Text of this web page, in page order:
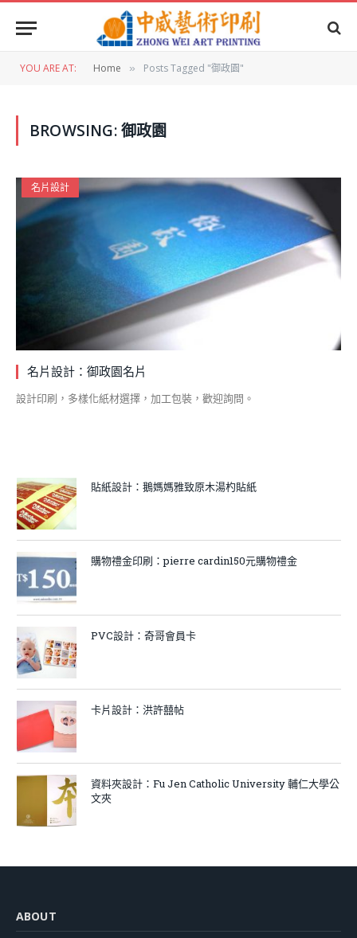
YOU ARE AT: Home » Posts Tagged "御政園"
BROWSING:御政園
名片設計
名片設計：御政園名片
設計印刷，多樣化紙材選擇，加工包裝，歡迎詢問。
貼紙設計：鵝媽媽雅致原木湯杓貼紙
購物禮金印刷：pierre cardin150元購物禮金
PVC設計：奇哥會員卡
卡片設計：洪許囍帖
資料夾設計：Fu Jen Catholic University 輔仁大學公
文夾
ABOUT